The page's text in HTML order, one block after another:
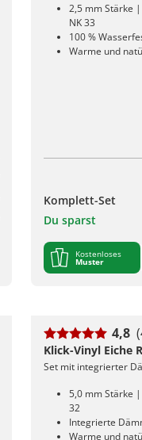
2,5 mm Stärke
NK 33
100 %
Warme und
Komplett-Set
Du sparst
Kostenloses
Muster
4,8
Klick-Vinyl Eiche
Set mit integrierter
5,0 mm Stärke
32
Integrierte
Warme und